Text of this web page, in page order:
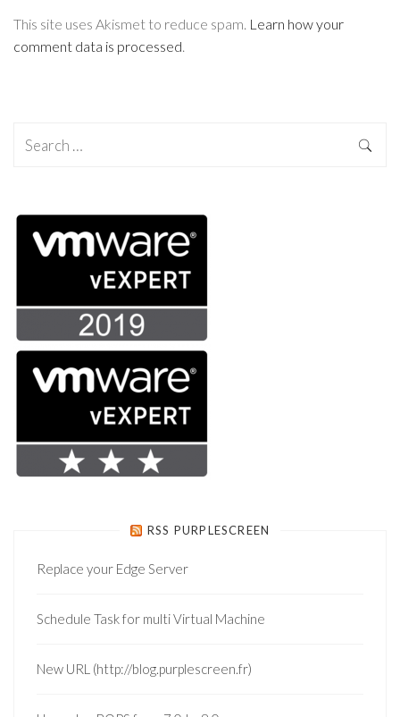
This site uses Akismet to reduce spam. Learn how your
comment data is processed.
RSS PURPLESCREEN
Replace your Edge Server
Schedule Task for multi Virtual Machine
New URL (http://blog.purplescreen.fr)